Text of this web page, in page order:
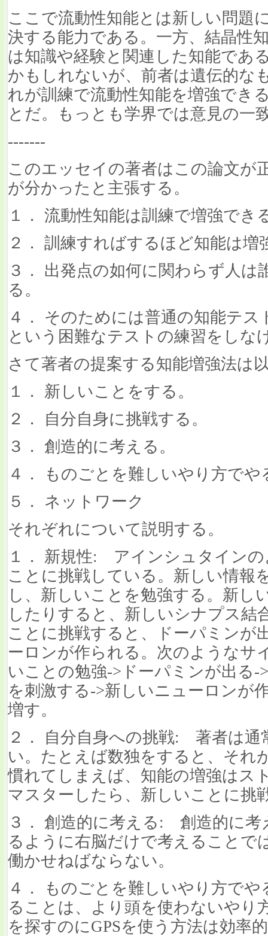
ここで流動性知能とは新しい問題
決する能力である。一方、結晶性
は知識や経験と関連した知能であ
かもしれないが、前者は遺伝的な
れが訓練で流動性知能を増強でき
とだ。もっとも学界では意見の一
-------
このエッセイの著者はこの論文が
が分かったと主張する。
１． 流動性知能は訓練で増強でき
２． 訓練すればするほど知能は増
３． 出発点の如何に関わらず人は
る。
４． そのためには普通の知能テス
という困難なテストの練習をしな
さて著者の提案する知能増強法は
１． 新しいことをする。
２． 自分自身に挑戦する。
３． 創造的に考える。
４． ものごとを難しいやり方でや
５． ネットワーク
それぞれについて説明する。
１． 新規性: アインシュタイン
ことに挑戦している。新しい情報
し、新しいことを勉強する。新し
したりすると、新しいシナプス結
ことに挑戦すると、ドーパミンが
ーロンが作られる。次のようなサ
いことの勉強->ドーパミンが出る-
を刺激する->新しいニューロンが
増す。
２． 自分自身への挑戦: 著者は通
い。たとえば数独をすると、それ
慣れてしまえば、知能の増強はス
マスターしたら、新しいことに挑
３． 創造的に考える: 創造的に考
るように右脳だけで考えることで
働かせねばならない。
４． ものごとを難しいやり方で
ることは、より頭を使わないやり
を探すのにGPSを使う方法は効率